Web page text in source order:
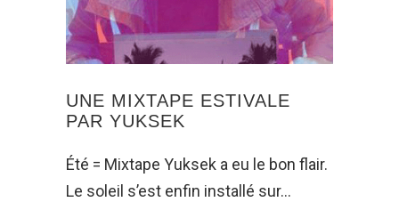
UNE MIXTAPE ESTIVALE
PAR YUKSEK
Été = Mixtape Yuksek a eu le bon flair.
Le soleil s’est enfin installé sur…